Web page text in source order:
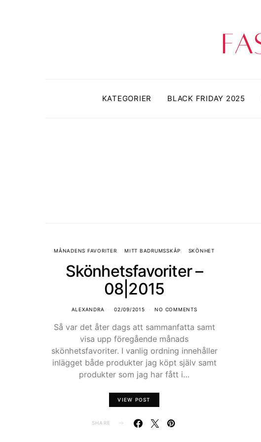
KATEGORIER BLACK FRIDAY 2025
MÅNADENS FAVORITER MITT BADRUMSSKÅP SKÖNHET
Skönhetsfavoriter –
08|2015
ALEXANDRA 02/09/2015 NO COMMENTS
Så var det åter dags att sammanfatta samt
visa upp föregående månads
skönhetsfavoriter. I vanlig ordning innehåller
inlägget både produkter jag köpt själv samt
produkter som jag har fått i…
VIEW POST
SHARE